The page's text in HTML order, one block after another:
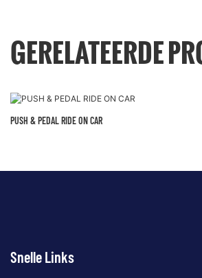
GERELATEERDE
PUSH & PEDAL RIDE ON CAR
Snelle Links